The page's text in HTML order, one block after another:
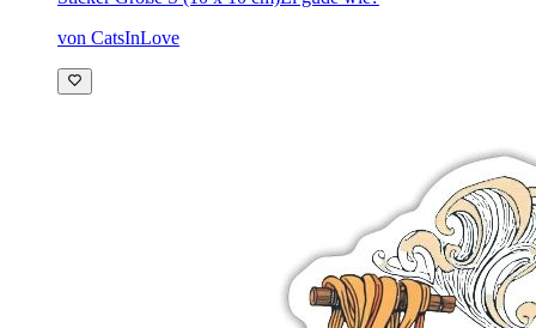
von CatsInLove